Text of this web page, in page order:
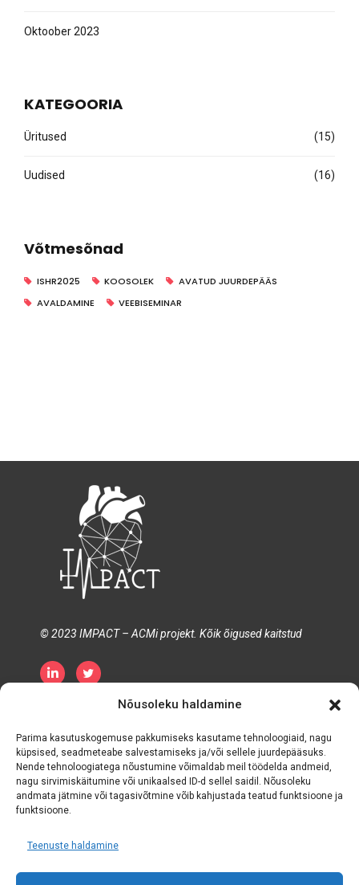
Nõusoleku haldamine
Parima kasutuskogemuse pakkumiseks kasutame tehnoloogiaid, nagu
küpsised, seadmeteabe salvestamiseks ja/või sellele juurdepääsuks.
Nende tehnoloogiatega nõustumine võimaldab meil töödelda andmeid,
nagu sirvimiskäitumine või unikaalsed ID-d sellel saidil. Nõusoleku
andmata jätmine või tagasivõtmine võib kahjustada teatud funktsioone ja
funktsioone.
Teenuste haldamine
Oktoober 2023
KATEGOORIA
Üritused (15)
Uudised (16)
Võtmesõnad
ISHR2025 KOOSOLEK
AVATUD JUURDEPÄÄS
AVALDAMINE
VEEBISEMINAR
© 2023 IMPACT – ACMi projekt. Kõik õigused kaitstud
Privaatsuspoliitika
Küpsiste poliitika